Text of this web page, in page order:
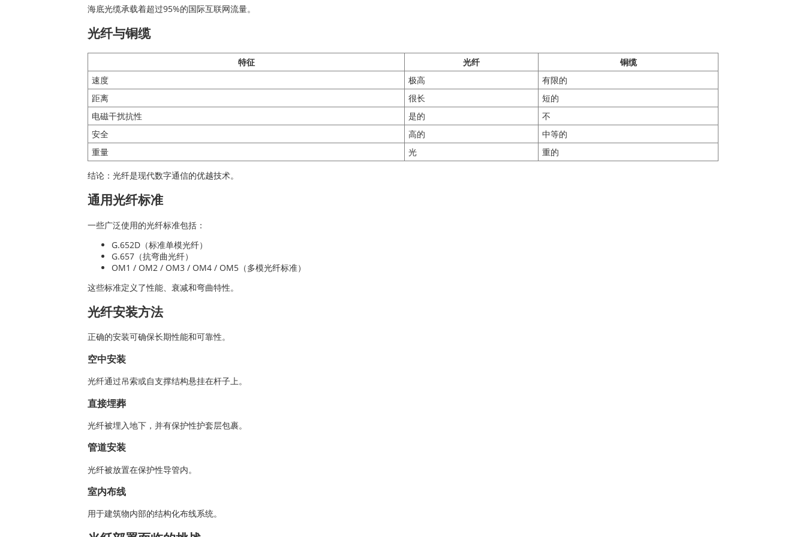
海底光缆承载着超过95%的国际互联网流量。
光纤与铜缆
特征 光纤
铜缆
速度
极高
有限的
距离
很长
短的
电磁干扰抗性
是的
不
安全
高的
中等的
重量
光 重的
结论：光纤是现代数字通信的优越技术。
通用光纤标准
一些广泛使用的光纤标准包括：
G.652D（标准单模光纤）
G.657（抗弯曲光纤）
OM1 / OM2 / OM3 / OM4 / OM5（多模光纤标准）
这些标准定义了性能、衰减和弯曲特性。
光纤安装方法
正确的安装可确保长期性能和可靠性。
空中安装
光纤通过吊索或自支撑结构悬挂在杆子上。
直接埋葬
光纤被埋入地下，并有保护性护套层包裹。
管道安装
光纤被放置在保护性导管内。
室内布线
用于建筑物内部的结构化布线系统。